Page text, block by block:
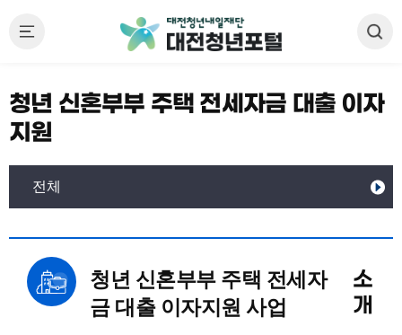
청년 신혼부부 주택 전세자금 대출 이자
지원
전체
청년 신혼부부 주택 전세자
금 대출 이자지원 사업
소
개